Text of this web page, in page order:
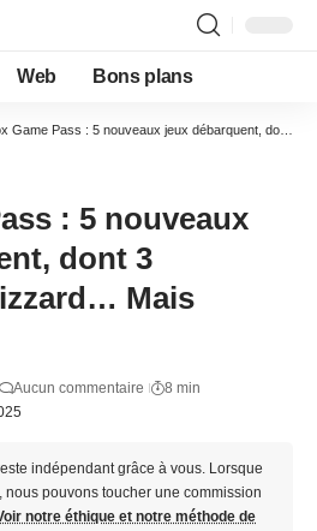
Web Bons plans
Pass : 5 nouveaux jeux débarquent, dont 3 classiques Blizzard… Mais lesquels ?
: 5 nouveaux
dont 3
Mais
Aucun commentaire 8 min
indépendant grâce à vous. Lorsque
pouvons toucher une commission
notre éthique et notre méthode de